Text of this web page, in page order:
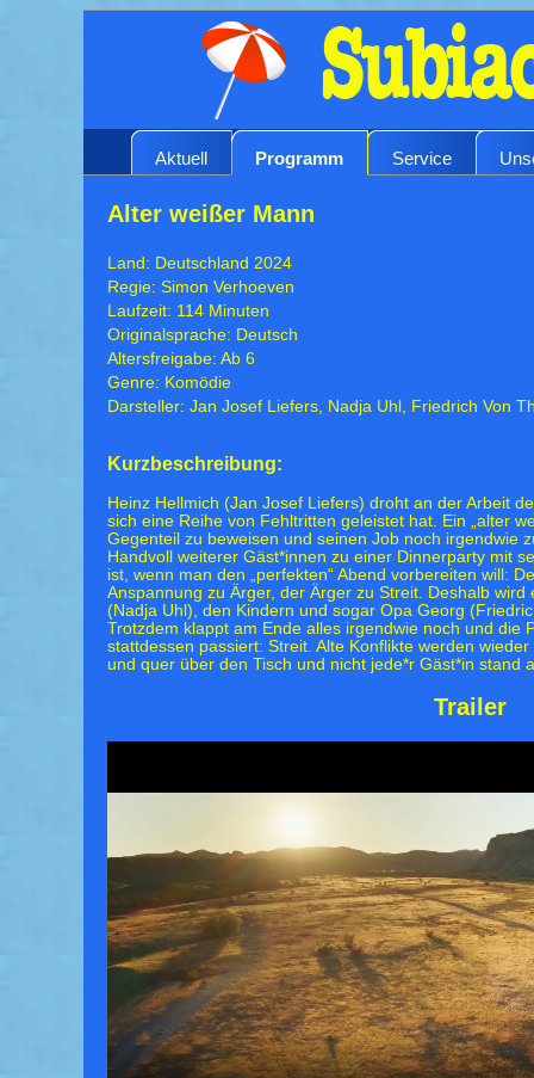
Aktuell Programm Service
Alter weißer Mann
Land: Deutschland 2024
Regie: Simon Verhoeven
Laufzeit: 114 Minuten
Originalsprache: Deutsch
Altersfreigabe: Ab 6
Genre: Komödie
Darsteller: Jan Josef Liefers, Nadja Uhl, Friedrich Von
Kurzbeschreibung:
Heinz Hellmich (Jan Josef Liefers) droht an der Arbeit
sich eine Reihe von Fehltritten geleistet hat. Ein „alter
Gegenteil zu beweisen und seinen Job noch irgendwie
Handvoll weiterer Gäst*innen zu einer Dinnerparty mit
ist, wenn man den „perfekten“ Abend vorbereiten will:
Anspannung zu Ärger, der Ärger zu Streit. Deshalb
(Nadja Uhl), den Kindern und sogar Opa Georg
Trotzdem klappt am Ende alles irgendwie noch und die
stattdessen passiert: Streit. Alte Konflikte werden
und quer über den Tisch und nicht jede*r Gäst*in stand
Trailer